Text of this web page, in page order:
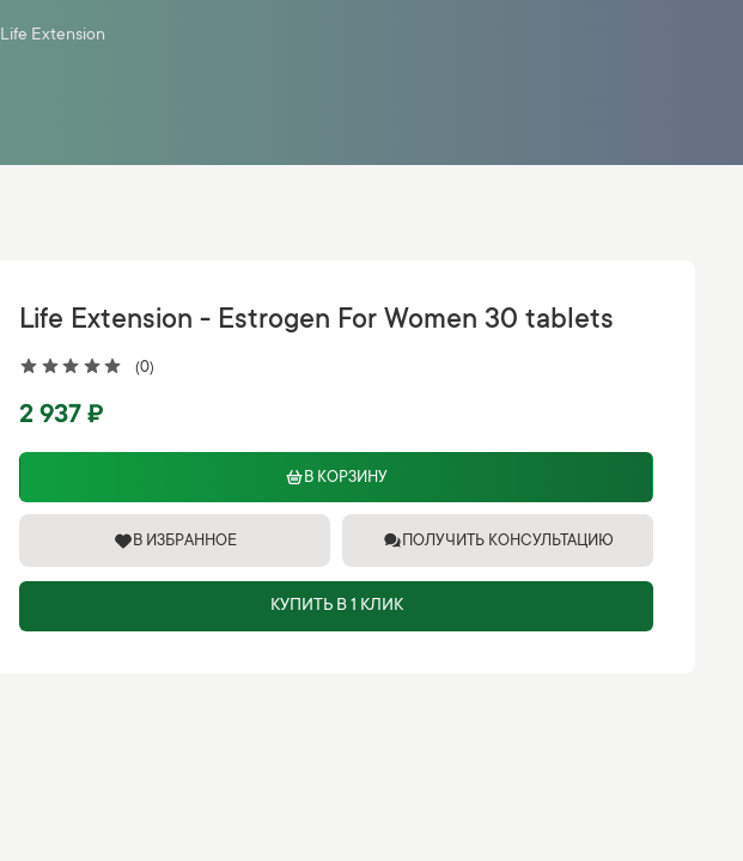
Life Extension
(0)
Life Extension - Estrogen For Women 30 tablets
2 937 ₽
В КОРЗИНУ
В ИЗБРАННОЕ ПОЛУЧИТЬ КОНСУЛЬТАЦИЮ
КУПИТЬ В 1 КЛИК